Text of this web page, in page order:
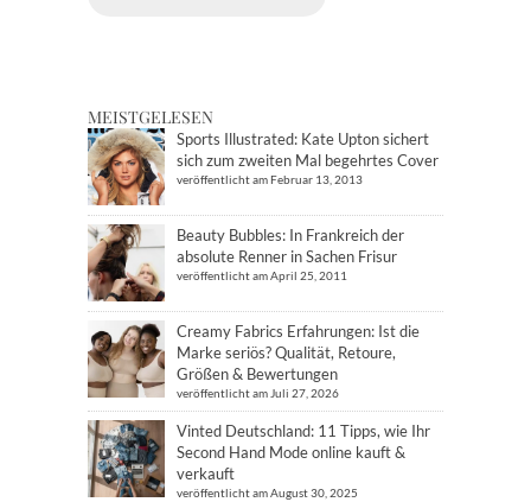
MEISTGELESEN
Sports Illustrated: Kate Upton sichert
sich zum zweiten Mal begehrtes Cover
veröffentlicht am Februar 13, 2013
Beauty Bubbles: In Frankreich der
absolute Renner in Sachen Frisur
veröffentlicht am April 25, 2011
Creamy Fabrics Erfahrungen: Ist die
Marke seriös? Qualität, Retoure,
Größen & Bewertungen
veröffentlicht am Juli 27, 2026
Vinted Deutschland: 11 Tipps, wie Ihr
Second Hand Mode online kauft &
verkauft
veröffentlicht am August 30, 2025